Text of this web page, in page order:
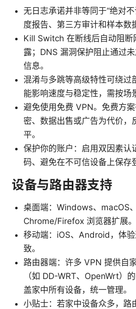
无日志承诺并非等同于“绝对
度报告、第三方审计和样本数
Kill Switch 在断线后自动阻断
露；DNS 漏洞保护阻止通过
信息。
混淆与多跳等高级特性可绕过
能影响速度与稳定性，需按场
避免使用免费 VPN。免费方
密、数据出售或广告为代价，
平。
保护你的账户：启用双因素认
码、避免在不可信设备上保存
设备与路由器支持
桌面端：Windows、macOS
Chrome/Firefox 浏览器扩展。
移动端：iOS、Android，体
致。
路由器端：许多 VPN 提供自
（如 DD-WRT、OpenWrt）
盖家中所有设备，统一管理。
小贴士：若家中设备众多，路